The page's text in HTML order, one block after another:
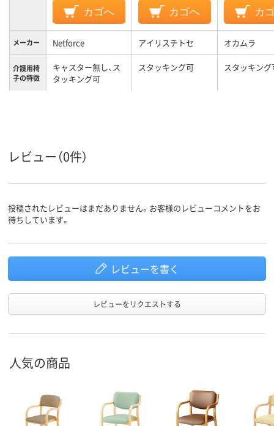
カゴへ カゴへ カ
メーカー Netforce アイリスチトセ オカムラ
介護用椅
子の特徴
キャスター無し、ス
タッキング可
スタッキング可 スタッキング
カラーグ
ループ
ベージュ系
レビュー（0件）
投稿されたレビューはまだありません。お客様のレビューコメントをお
待ちしています。
レビューを書く
レビューをリクエストする
人気の商品